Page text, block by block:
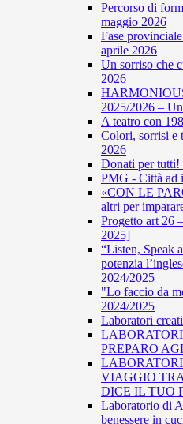
Percorso di
maggio 2026
Fase
aprile 2026
Un sorriso che
2026
2025/2026 –
A teatro con
Colori, sorrisi e
2026
Donati per tutti!
PMG - Città ad
«CON LE
altri per
Progetto art 26
2025]
“Listen, Speak
potenzia
2024/2025
"Lo faccio da
2024/2025
Laboratori
PREPARO
VIAGGIO
DICE IL TUO
Laboratorio di
benessere in